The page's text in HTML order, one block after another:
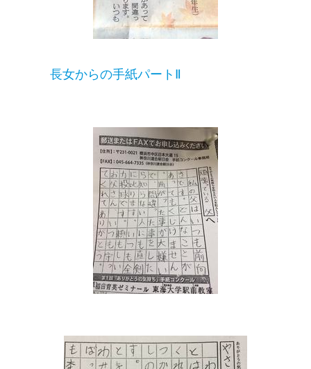
長女からの手紙パートⅡ